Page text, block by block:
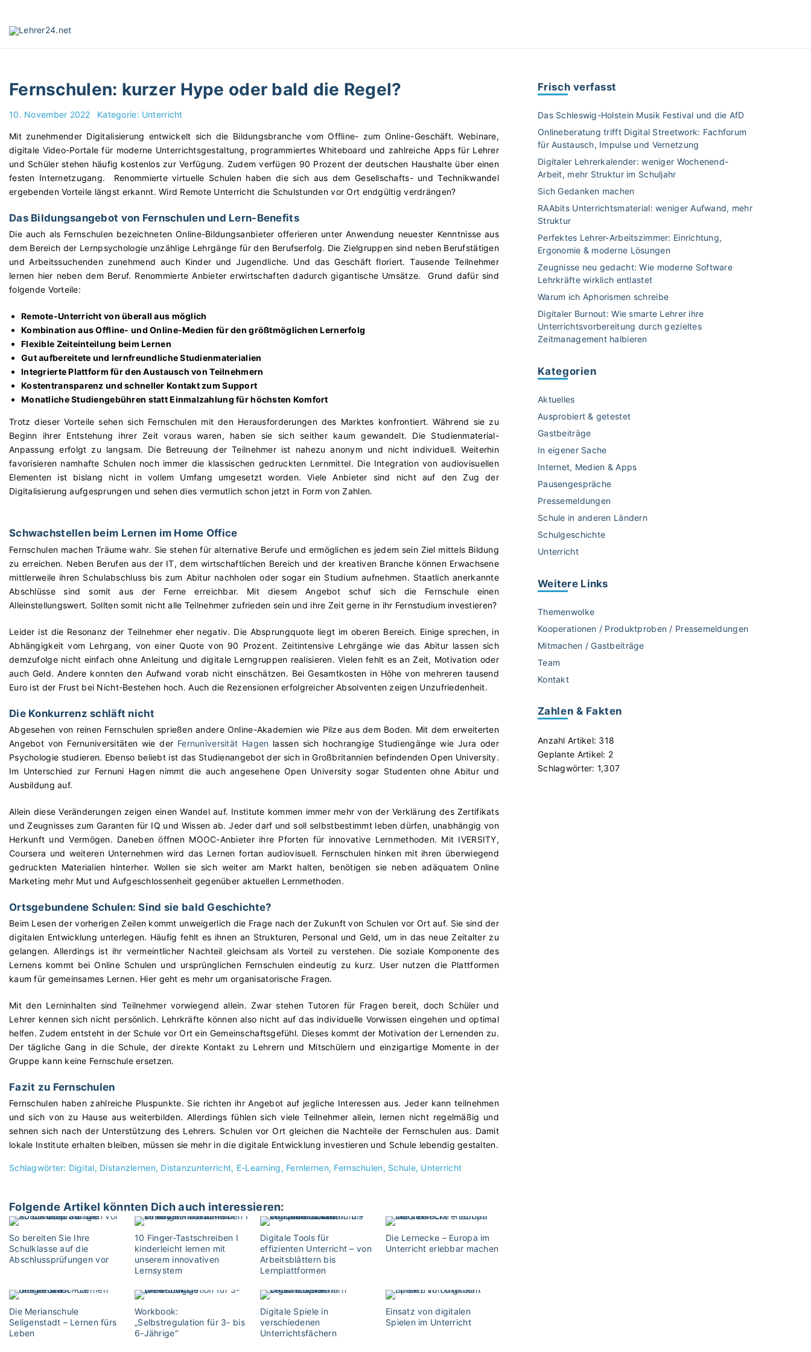
Fernschulen: kurzer Hype oder bald die Regel?
10. November 2022 Kategorie: Unterricht
Mit zunehmender Digitalisierung entwickelt sich die Bildungsbranche vom Offline- zum Online-Geschäft. Webinare,
digitale Video-Portale für moderne Unterrichtsgestaltung, programmiertes Whiteboard und zahlreiche Apps für Lehrer
und Schüler stehen häufig kostenlos zur Verfügung. Zudem verfügen 90 Prozent der deutschen Haushalte über einen
festen Internetzugang. Renommierte virtuelle Schulen haben die sich aus dem Gesellschafts- und Technikwandel
ergebenden Vorteile längst erkannt. Wird Remote Unterricht die Schulstunden vor Ort endgültig verdrängen?
Das Bildungsangebot von Fernschulen und Lern-Benefits
Die auch als Fernschulen bezeichneten Online-Bildungsanbieter offerieren unter Anwendung neuester Kenntnisse aus
dem Bereich der Lernpsychologie unzählige Lehrgänge für den Berufserfolg. Die Zielgruppen sind neben Berufstätigen
und Arbeitssuchenden zunehmend auch Kinder und Jugendliche. Und das Geschäft floriert. Tausende Teilnehmer
lernen hier neben dem Beruf. Renommierte Anbieter erwirtschaften dadurch gigantische Umsätze. Grund dafür sind
folgende Vorteile:
Remote-Unterricht von überall aus möglich
Kombination aus Offline- und Online-Medien für den größtmöglichen Lernerfolg
Flexible Zeiteinteilung beim Lernen
Gut aufbereitete und lernfreundliche Studienmaterialien
Integrierte Plattform für den Austausch von Teilnehmern
Kostentransparenz und schneller Kontakt zum Support
Monatliche Studiengebühren statt Einmalzahlung für höchsten Komfort
Trotz dieser Vorteile sehen sich Fernschulen mit den Herausforderungen des Marktes konfrontiert. Während sie zu
Beginn ihrer Entstehung ihrer Zeit voraus waren, haben sie sich seither kaum gewandelt. Die Studienmaterial-
Anpassung erfolgt zu langsam. Die Betreuung der Teilnehmer ist nahezu anonym und nicht individuell. Weiterhin
favorisieren namhafte Schulen noch immer die klassischen gedruckten Lernmittel. Die Integration von audiovisuellen
Elementen ist bislang nicht in vollem Umfang umgesetzt worden. Viele Anbieter sind nicht auf den Zug der
Digitalisierung aufgesprungen und sehen dies vermutlich schon jetzt in Form von Zahlen.
Schwachstellen beim Lernen im Home Office
Fernschulen machen Träume wahr. Sie stehen für alternative Berufe und ermöglichen es jedem sein Ziel mittels Bildung
zu erreichen. Neben Berufen aus der IT, dem wirtschaftlichen Bereich und der kreativen Branche können Erwachsene
mittlerweile ihren Schulabschluss bis zum Abitur nachholen oder sogar ein Studium aufnehmen. Staatlich anerkannte
Abschlüsse sind somit aus der Ferne erreichbar. Mit diesem Angebot schuf sich die Fernschule einen
Alleinstellungswert. Sollten somit nicht alle Teilnehmer zufrieden sein und ihre Zeit gerne in ihr Fernstudium investieren?
Leider ist die Resonanz der Teilnehmer eher negativ. Die Absprungquote liegt im oberen Bereich. Einige sprechen, in
Abhängigkeit vom Lehrgang, von einer Quote von 90 Prozent. Zeitintensive Lehrgänge wie das Abitur lassen sich
demzufolge nicht einfach ohne Anleitung und digitale Lerngruppen realisieren. Vielen fehlt es an Zeit, Motivation oder
auch Geld. Andere konnten den Aufwand vorab nicht einschätzen. Bei Gesamtkosten in Höhe von mehreren tausend
Euro ist der Frust bei Nicht-Bestehen hoch. Auch die Rezensionen erfolgreicher Absolventen zeigen Unzufriedenheit.
Die Konkurrenz schläft nicht
Abgesehen von reinen Fernschulen sprießen andere Online-Akademien wie Pilze aus dem Boden. Mit dem erweiterten
Angebot von Fernuniversitäten wie der Fernuniversität Hagen lassen sich hochrangige Studiengänge wie Jura oder
Psychologie studieren. Ebenso beliebt ist das Studienangebot der sich in Großbritannien befindenden Open University.
Im Unterschied zur Fernuni Hagen nimmt die auch angesehene Open University sogar Studenten ohne Abitur und
Ausbildung auf.
Allein diese Veränderungen zeigen einen Wandel auf. Institute kommen immer mehr von der Verklärung des Zertifikats
und Zeugnisses zum Garanten für IQ und Wissen ab. Jeder darf und soll selbstbestimmt leben dürfen, unabhängig von
Herkunft und Vermögen. Daneben öffnen MOOC-Anbieter ihre Pforten für innovative Lernmethoden. Mit IVERSITY,
Coursera und weiteren Unternehmen wird das Lernen fortan audiovisuell. Fernschulen hinken mit ihren überwiegend
gedruckten Materialien hinterher. Wollen sie sich weiter am Markt halten, benötigen sie neben adäquatem Online
Marketing mehr Mut und Aufgeschlossenheit gegenüber aktuellen Lernmethoden.
Ortsgebundene Schulen: Sind sie bald Geschichte?
Beim Lesen der vorherigen Zeilen kommt unweigerlich die Frage nach der Zukunft von Schulen vor Ort auf. Sie sind der
digitalen Entwicklung unterlegen. Häufig fehlt es ihnen an Strukturen, Personal und Geld, um in das neue Zeitalter zu
gelangen. Allerdings ist ihr vermeintlicher Nachteil gleichsam als Vorteil zu verstehen. Die soziale Komponente des
Lernens kommt bei Online Schulen und ursprünglichen Fernschulen eindeutig zu kurz. User nutzen die Plattformen
kaum für gemeinsames Lernen. Hier geht es mehr um organisatorische Fragen.
Mit den Lerninhalten sind Teilnehmer vorwiegend allein. Zwar stehen Tutoren für Fragen bereit, doch Schüler und
Lehrer kennen sich nicht persönlich. Lehrkräfte können also nicht auf das individuelle Vorwissen eingehen und optimal
helfen. Zudem entsteht in der Schule vor Ort ein Gemeinschaftsgefühl. Dieses kommt der Motivation der Lernenden zu.
Der tägliche Gang in die Schule, der direkte Kontakt zu Lehrern und Mitschülern und einzigartige Momente in der
Gruppe kann keine Fernschule ersetzen.
Fazit zu Fernschulen
Fernschulen haben zahlreiche Pluspunkte. Sie richten ihr Angebot auf jegliche Interessen aus. Jeder kann teilnehmen
und sich von zu Hause aus weiterbilden. Allerdings fühlen sich viele Teilnehmer allein, lernen nicht regelmäßig und
sehnen sich nach der Unterstützung des Lehrers. Schulen vor Ort gleichen die Nachteile der Fernschulen aus. Damit
lokale Institute erhalten bleiben, müssen sie mehr in die digitale Entwicklung investieren und Schule lebendig gestalten.
Schlagwörter: Digital Distanzlernen Distanzunterricht E-Learning Fernlernen Fernschulen Schule Unterricht
Folgende Artikel könnten Dich auch interessieren:
So bereiten Sie Ihre
Schulklasse auf die
Abschlussprüfungen vor
10 Finger-Tastschreiben I
kinderleicht lernen mit
unserem innovativen
Lernsystem
Digitale Tools für
effizienten Unterricht – von
Arbeitsblättern bis
Lernplattformen
Die Lernecke – Europa im
Unterricht erlebbar machen
Die Merianschule
Seligenstadt – Lernen fürs
Leben
Workbook:
„Selbstregulation für 3- bis
6-Jährige“
Digitale Spiele in
verschiedenen
Unterrichtsfächern
Einsatz von digitalen
Spielen im Unterricht
Frisch verfasst
Das Schleswig-Holstein Musik Festival und die AfD
Onlineberatung trifft Digital Streetwork: Fachforum
für Austausch, Impulse und Vernetzung
Digitaler Lehrerkalender: weniger Wochenend-
Arbeit, mehr Struktur im Schuljahr
Sich Gedanken machen
RAAbits Unterrichtsmaterial: weniger Aufwand, mehr
Struktur
Perfektes Lehrer-Arbeitszimmer: Einrichtung,
Ergonomie & moderne Lösungen
Zeugnisse neu gedacht: Wie moderne Software
Lehrkräfte wirklich entlastet
Warum ich Aphorismen schreibe
Digitaler Burnout: Wie smarte Lehrer ihre
Unterrichtsvorbereitung durch gezieltes
Zeitmanagement halbieren
Kategorien
Aktuelles
Ausprobiert & getestet
Gastbeiträge
In eigener Sache
Internet, Medien & Apps
Pausengespräche
Pressemeldungen
Schule in anderen Ländern
Schulgeschichte
Unterricht
Weitere Links
Themenwolke
Kooperationen / Produktproben / Pressemeldungen
Mitmachen / Gastbeiträge
Team
Kontakt
Zahlen & Fakten
Anzahl Artikel: 318
Geplante Artikel: 2
Schlagwörter: 1,307